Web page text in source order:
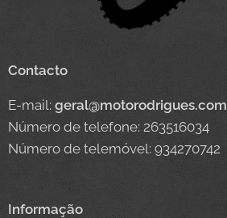
Contacto
E-mail: geral@motorodrigues.com
Número de telefone: 263516034
Número de telemóvel: 934270742
Informação